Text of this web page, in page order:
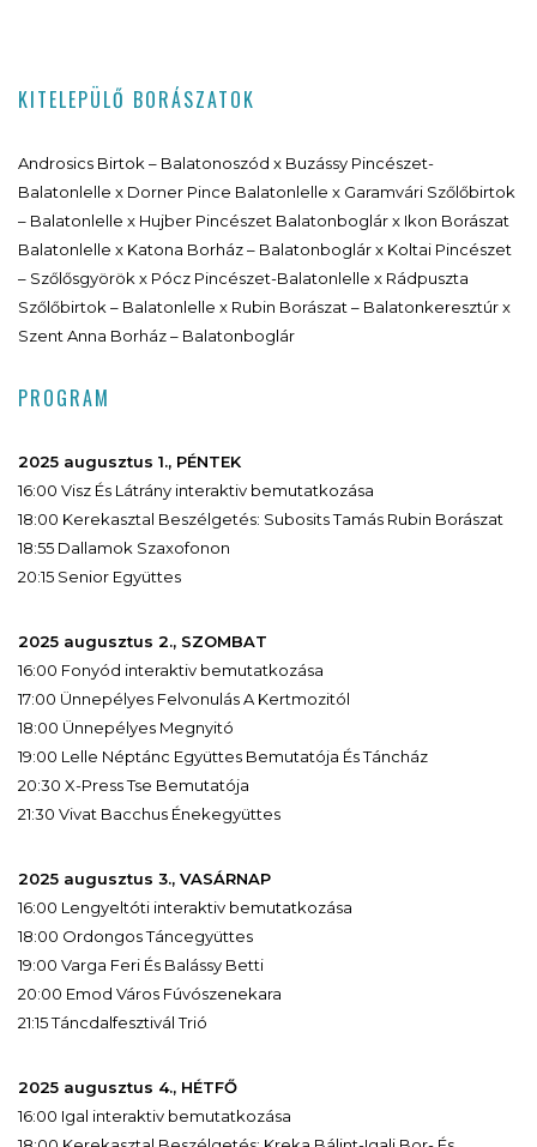
KITELEPÜLŐ BORÁSZATOK
Androsics Birtok – Balatonoszód x Buzássy Pincészet-
Balatonlelle x Dorner Pince Balatonlelle x Garamvári Szőlőbirtok
– Balatonlelle x Hujber Pincészet Balatonboglár x Ikon Borászat
Balatonlelle x Katona Borház – Balatonboglár x Koltai Pincészet
– Szőlősgyörök x Pócz Pincészet-Balatonlelle x Rádpuszta
Szőlőbirtok – Balatonlelle x Rubin Borászat – Balatonkeresztúr x
Szent Anna Borház – Balatonboglár
PROGRAM
2025 augusztus 1., PÉNTEK
16:00 Visz És Látrány interaktiv bemutatkozása
18:00 Kerekasztal Beszélgetés: Subosits Tamás Rubin Borászat
18:55 Dallamok Szaxofonon
20:15 Senior Együttes
2025 augusztus 2., SZOMBAT
16:00 Fonyód interaktiv bemutatkozása
17:00 Ünnepélyes Felvonulás A Kertmozitól
18:00 Ünnepélyes Megnyitó
19:00 Lelle Néptánc Együttes Bemutatója És Táncház
20:30 X-Press Tse Bemutatója
21:30 Vivat Bacchus Énekegyüttes
2025 augusztus 3., VASÁRNAP
16:00 Lengyeltóti interaktiv bemutatkozása
18:00 Ordongos Táncegyüttes
19:00 Varga Feri És Balássy Betti
20:00 Emod Város Fúvószenekara
21:15 Táncdalfesztivál Trió
2025 augusztus 4., HÉTFŐ
16:00 Igal interaktiv bemutatkozása